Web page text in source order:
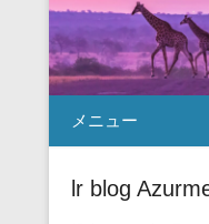
メニュー
lr blog